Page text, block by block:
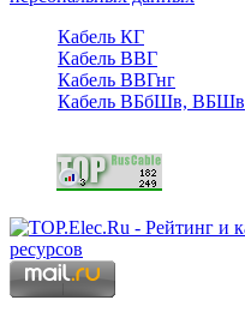
Кабель КГ
Кабель ВВГ
Кабель ВВГнг
Кабель ВБбШв, ВБШв